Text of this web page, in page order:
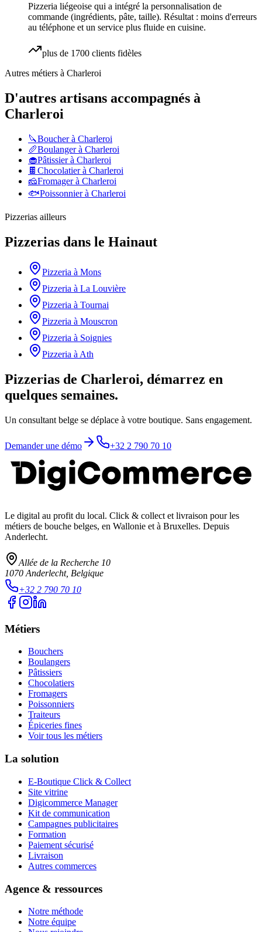
Pizzeria liégeoise qui a intégré la personnalisation de
commande (ingrédients, pâte, taille). Résultat : moins d'erreurs
au téléphone et un service plus fluide en cuisine.
plus de 1700 clients fidèles
Autres métiers à Charleroi
D'autres artisans accompagnés à
Charleroi
🔪Boucherà Charleroi
🥖Boulangerà Charleroi
🧁Pâtissierà Charleroi
🍫 Chocolatierà Charleroi
🧀Fromagerà Charleroi
🐟Poissonnierà Charleroi
Pizzerias ailleurs
Pizzerias dans le Hainaut
Pizzeria à Mons
Pizzeria à La Louvière
Pizzeria à Tournai
Pizzeria à Mouscron
Pizzeria à Soignies
Pizzeria àAth
Pizzerias de Charleroi, démarrez en
quelques semaines.
Un consultant belge se déplace à votre boutique. Sans engagement.
Demander une démo +32 2 790 70 10
Le digital au profit du local. Click & collect et livraison pour les
métiers de bouche belges, en Wallonie et à Bruxelles. Depuis
Anderlecht.
Allée de la Recherche 10
1070 Anderlecht, Belgique
+32 2 790 70 10
Métiers
Bouchers
Boulangers
Pâtissiers
Chocolatiers
Fromagers
Poissonniers
Traiteurs
Épiceries fines
Voir tous les métiers
La solution
E-Boutique Click & Collect
Site vitrine
Digicommerce Manager
Kit de communication
Campagnes publicitaires
Formation
Paiement sécurisé
Livraison
Autres commerces
Agence & ressources
Notre méthode
Notre équipe